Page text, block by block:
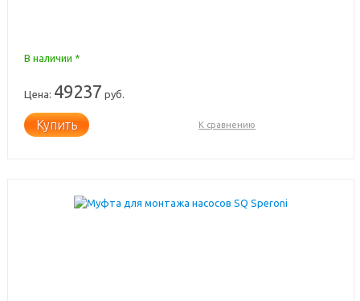
В наличии *
Цена: 49237 руб.
Купить К сравнению